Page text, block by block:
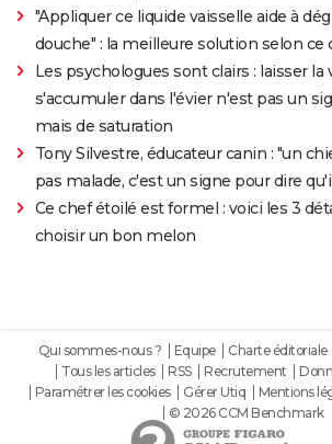
"Appliquer ce liquide vaisselle aide à
douche" : la meilleure solution selon
Les psychologues sont clairs : laisser la
s'accumuler dans l'évier n'est pas un
mais de saturation
Tony Silvestre, éducateur canin : "un
pas malade, c'est un signe pour dire
Ce chef étoilé est formel : voici les 3
choisir un bon melon
Qui sommes-nous ? Equipe Charte éditoriale
Tous les articles
RSS Recrutement
Paramétrer les cookies
Gérer Utiq Mentions
© 2026 CCM Benchmark